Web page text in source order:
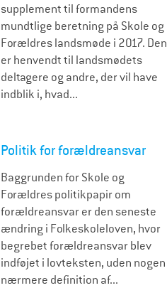
supplement til formandens
mundtlige beretning på Skole og
Forældres landsmøde i 2017. Den
er henvendt til landsmødets
deltagere og andre, der vil have
indblik i, hvad...
Politik for forældreansvar
Baggrunden for Skole og
Forældres politikpapir om
forældreansvar er den seneste
ændring i Folkeskoleloven, hvor
begrebet forældreansvar blev
indføjet i lovteksten, uden nogen
nærmere definition af...